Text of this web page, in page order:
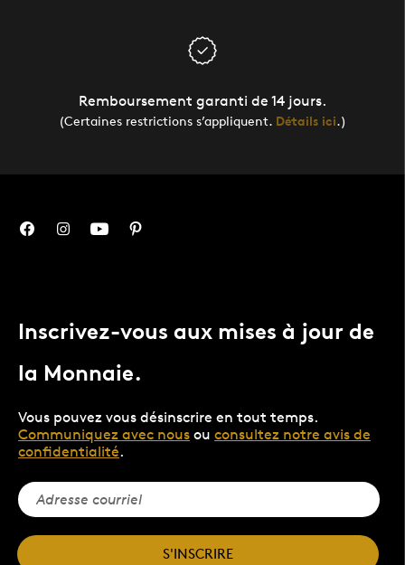
Remboursement garanti de 14 jours.
(Certaines restrictions s’appliquent. Détails ici.)
Inscrivez-vous aux mises à jour de
la Monnaie.
Vous pouvez vous désinscrire en tout temps.
Communiquez avec nous ou consultez notre avis de
confidentialité.
S'INSCRIRE